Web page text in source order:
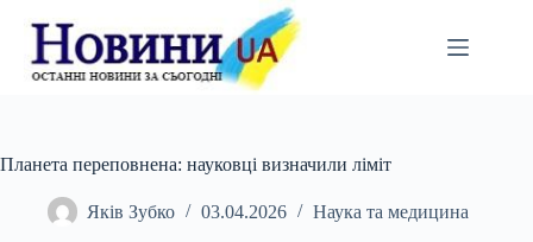
вмісту
Планета переповнена: науковці визначили ліміт
Яків Зубко 03.04.2026 Наука та медицина